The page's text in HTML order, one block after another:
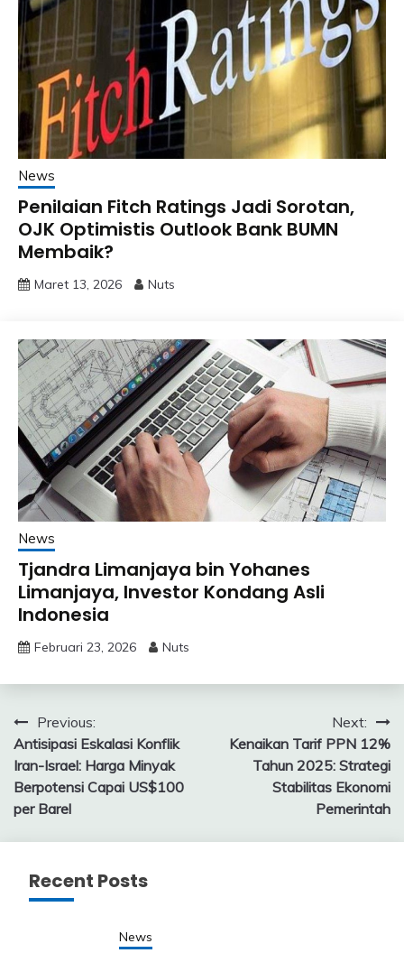
News
Penilaian Fitch Ratings Jadi Sorotan,
OJK Optimistis Outlook Bank BUMN
Membaik?
Maret 13, 2026 Nuts
News
Tjandra Limanjaya bin Yohanes
Limanjaya, Investor Kondang Asli
Indonesia
Februari 23, 2026 Nuts
Navigasi
pos
Previous:
Antisipasi Eskalasi Konflik
Iran-Israel: Harga Minyak
Berpotensi Capai US$100
per Barel
Next:
Kenaikan Tarif PPN 12%
Tahun 2025: Strategi
Stabilitas Ekonomi
Pemerintah
Recent Posts
News